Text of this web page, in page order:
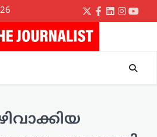
Twitter
Facebook
LinkedIn